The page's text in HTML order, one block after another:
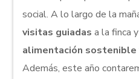
social. A lo largo de la
visitas guiadas a la finca
alimentación sostenible
Además, este año